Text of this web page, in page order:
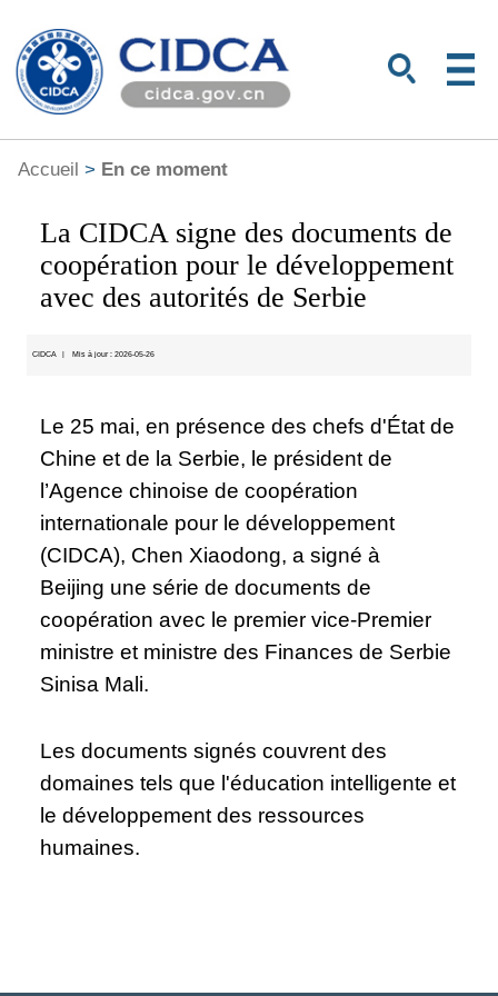
Accueil > En ce moment
La CIDCA signe des documents de
coopération pour le développement
avec des autorités de Serbie
CIDCA | Mis à jour : 2026-05-26
Le 25 mai, en présence des chefs d'État de
Chine et de la Serbie, le président de
l’Agence chinoise de coopération
internationale pour le développement
(CIDCA), Chen Xiaodong, a signé à
Beijing une série de documents de
coopération avec le premier vice-Premier
ministre et ministre des Finances de Serbie
Sinisa Mali.
Les documents signés couvrent des
domaines tels que l'éducation intelligente et
le développement des ressources
humaines.